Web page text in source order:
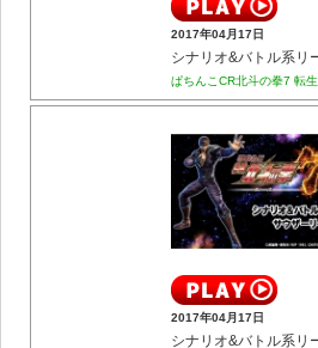
2017年04月17日
ぱちんこCR北斗の拳7 転生
2017年04月17日